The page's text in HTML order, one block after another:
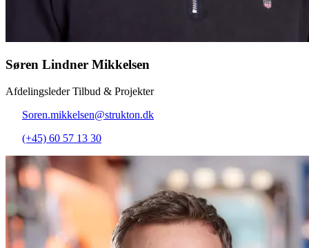
Søren Lindner Mikkelsen
Afdelingsleder Tilbud & Projekter
Soren.mikkelsen@strukton.dk
(+45) 60 57 13 30